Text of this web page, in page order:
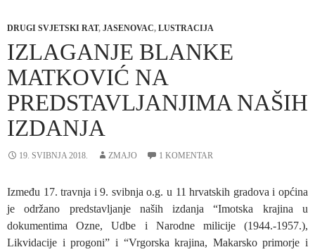
DRUGI SVJETSKI RAT, JASENOVAC, LUSTRACIJA
IZLAGANJE BLANKE
MATKOVIĆ NA
PREDSTAVLJANJIMA NAŠIH
IZDANJA
19. SVIBNJA 2018. ZMAJO 1 KOMENTAR
Između 17. travnja i 9. svibnja o.g. u 11 hrvatskih gradova i općina
je održano predstavljanje naših izdanja “Imotska krajina u
dokumentima Ozne, Udbe i Narodne milicije (1944.-1957.),
Likvidacije i progoni” i “Vrgorska krajina, Makarsko primorje i